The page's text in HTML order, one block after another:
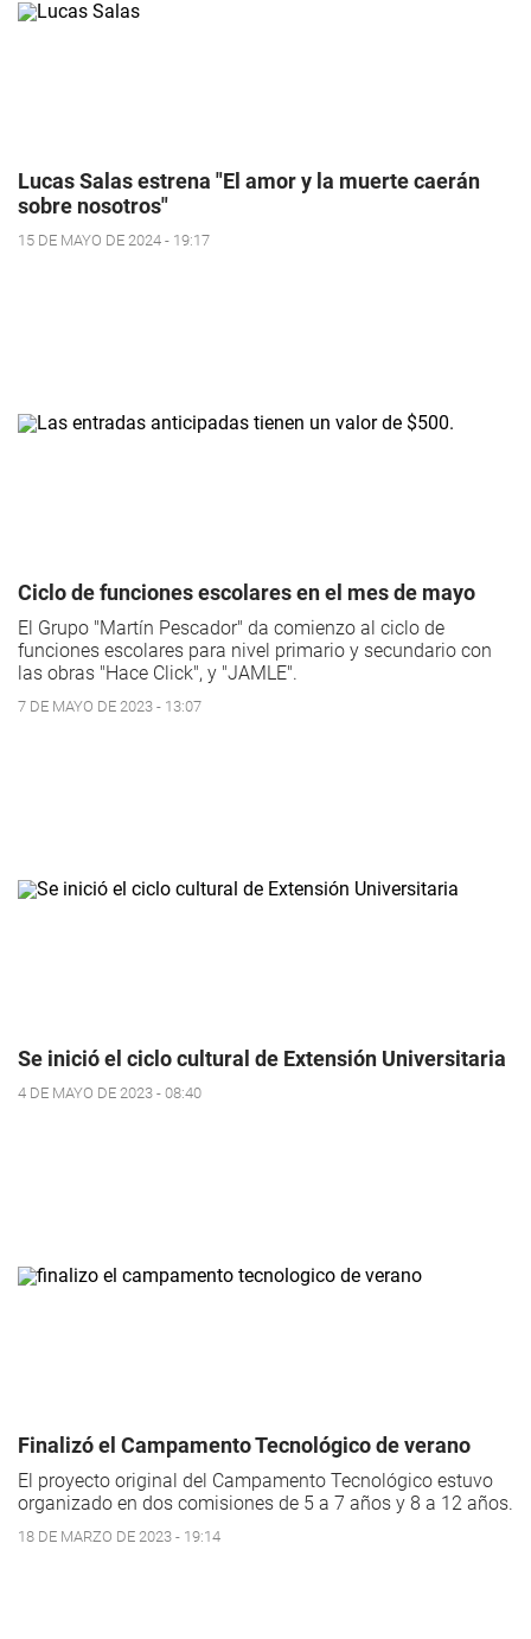
Lucas Salas estrena "El amor y la muerte caerán
sobre nosotros"
15 DE MAYO DE 2024 - 19:17
Ciclo de funciones escolares en el mes de mayo
El Grupo "Martín Pescador" da comienzo al ciclo de
funciones escolares para nivel primario y secundario con
las obras "Hace Click", y "JAMLE".
7 DE MAYO DE 2023 - 13:07
Se inició el ciclo cultural de Extensión Universitaria
4 DE MAYO DE 2023 - 08:40
Finalizó el Campamento Tecnológico de verano
El proyecto original del Campamento Tecnológico estuvo
organizado en dos comisiones de 5 a 7 años y 8 a 12 años.
18 DE MARZO DE 2023 - 19:14